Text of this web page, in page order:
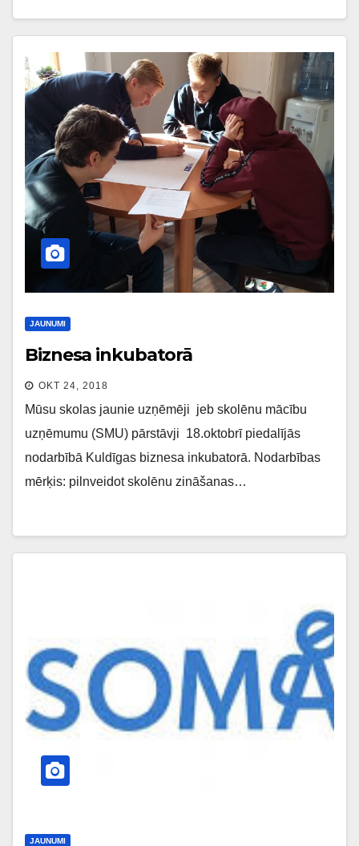
JAUNUMI
Biznesa inkubatorā
OKT 24, 2018
Mūsu skolas jaunie uzņēmēji jeb skolēnu mācību
uzņēmumu (SMU) pārstāvji 18.oktobrī piedalījās
nodarbībā Kuldīgas biznesa inkubatorā. Nodarbības
mērķis: pilnveidot skolēnu zināšanas…
JAUNUMI